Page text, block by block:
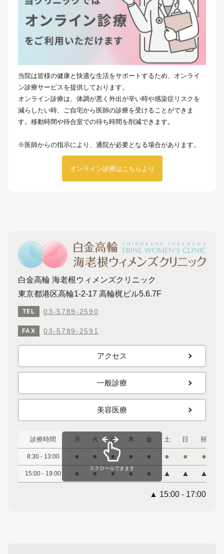
当院は皆様の健康と快適な生活をサポートするため、オンライ
ン診療サービスを提供しております。
オンライン診療は、体調が悪く外出が辛い時や感染症リスクを
減らしたい時、ご自宅から医師の診療を受けることができま
す。移動時間や待合室での待ち時間を削減できます。
※医師からの指示により、通院が必要となる場合があります。
オンライン診療はこちらより
白金高輪 海老根ウィメンズクリニック
東京都港区高輪1-2-17 高輪梶ビル5.6.7F
TEL 03-5789-2590
FAX 03-5789-2591
アクセス
一般診療
美容医療
診療時間 月 火 水 木 金 土 日 祝
8:30 - 13:00 ● ● ● ● ● ● ● ●
15:00 - 19:00 ● ● ● ● ● ▲ ▲ ▲
スクロールできます
▲ 15:00 - 17:00